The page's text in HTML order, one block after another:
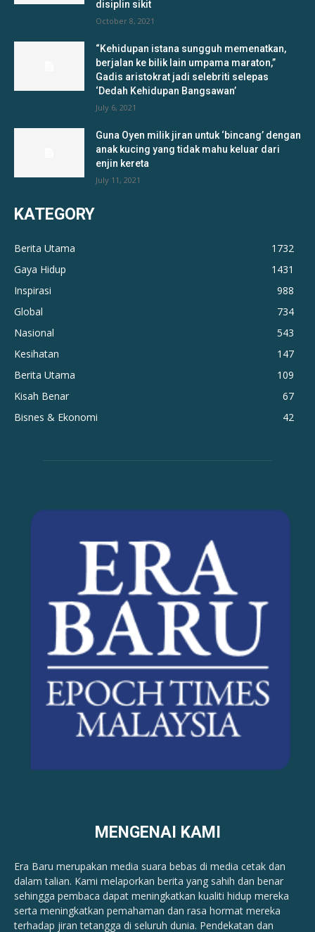
disiplin sikit
October 8, 2021
“Kehidupan istana sungguh memenatkan,
berjalan ke bilik lain umpama maraton,”
Gadis aristokrat jadi selebriti selepas
‘Dedah Kehidupan Bangsawan’
July 6, 2021
Guna Oyen milik jiran untuk ‘bincang’ dengan
anak kucing yang tidak mahu keluar dari
enjin kereta
July 11, 2021
KATEGORY
Berita Utama
1732
Gaya Hidup
1431
Inspirasi
988
Global
734
Nasional
543
Kesihatan
147
Berita Utama
109
Kisah Benar
67
Bisnes & Ekonomi
42
MENGENAI KAMI
Era Baru merupakan media suara bebas di media cetak dan
dalam talian. Kami melaporkan berita yang sahih dan benar ​​
sehingga pembaca dapat meningkatkan kualiti hidup mereka
serta meningkatkan pemahaman dan rasa hormat mereka
terhadap jiran tetangga di seluruh dunia. Pendekatan dan